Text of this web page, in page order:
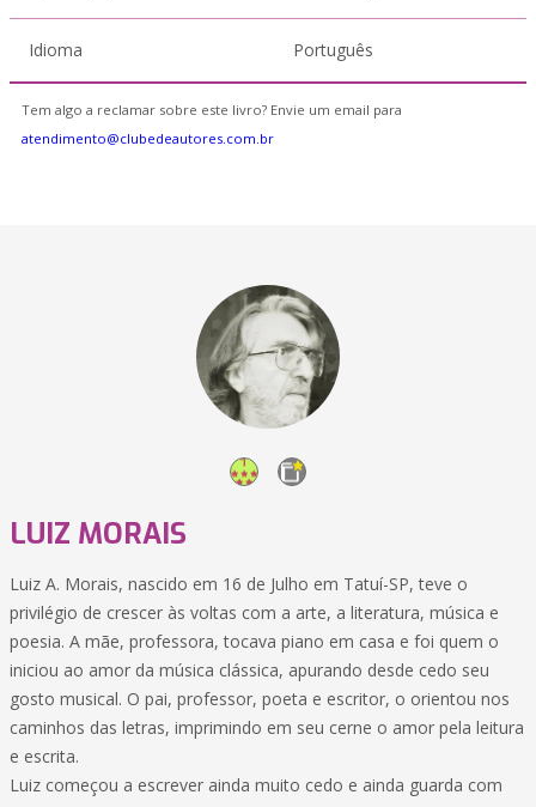
Idioma Português
Tem algo a reclamar sobre este livro? Envie um email para
atendimento@clubedeautores.com.br
LUIZ MORAIS
Luiz A. Morais, nascido em 16 de Julho em Tatuí-SP, teve o
privilégio de crescer às voltas com a arte, a literatura, música e
poesia. A mãe, professora, tocava piano em casa e foi quem o
iniciou ao amor da música clássica, apurando desde cedo seu
gosto musical. O pai, professor, poeta e escritor, o orientou nos
caminhos das letras, imprimindo em seu cerne o amor pela leitura
e escrita.
Luiz começou a escrever ainda muito cedo e ainda guarda com